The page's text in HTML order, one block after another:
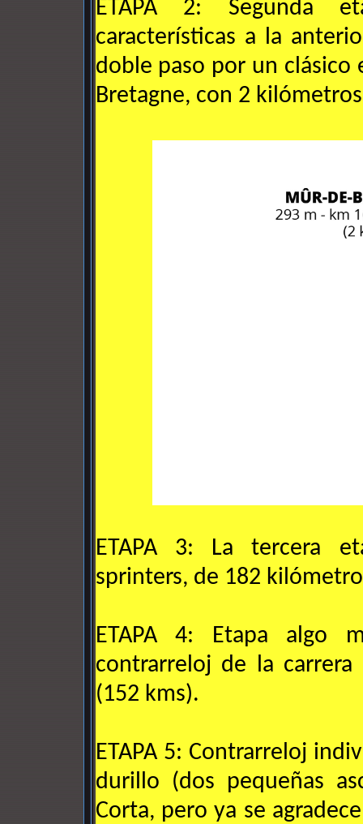
ETAPA 2: Segunda
características a la
doble paso por un
Bretagne, con 2
ETAPA 3: La tercera
sprinters, de 182
ETAPA 4: Etapa algo
contrarreloj de la
(152 kms).
ETAPA 5: Contrarreloj
durillo (dos pequeñas
Corta, pero ya se